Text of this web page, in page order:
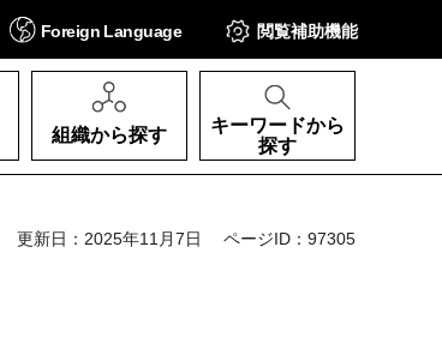
Foreign Language 閲覧補助機能
組織から探す
キーワードから
探す
更新日：2025年11月7日 ページID：97305